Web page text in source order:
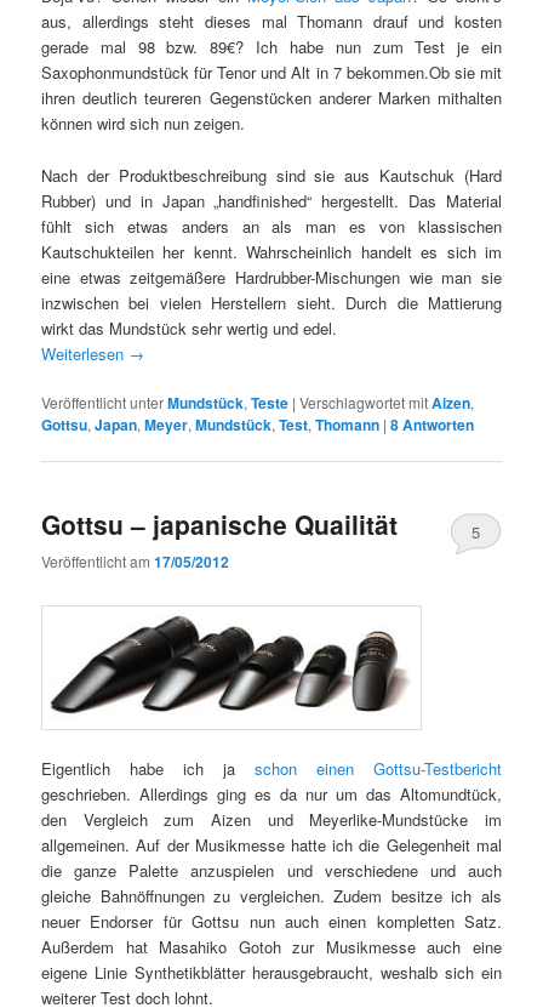
aus, allerdings steht dieses mal Thomann drauf und kosten
gerade mal 98 bzw. 89€? Ich habe nun zum Test je ein
Saxophonmundstück für Tenor und Alt in 7 bekommen.Ob sie mit
ihren deutlich teureren Gegenstücken anderer Marken mithalten
können wird sich nun zeigen.
Nach der Produktbeschreibung sind sie aus Kautschuk (Hard
Rubber) und in Japan „handfinished“ hergestellt. Das Material
fühlt sich etwas anders an als man es von klassischen
Kautschukteilen her kennt. Wahrscheinlich handelt es sich im
eine etwas zeitgemäßere Hardrubber-Mischungen wie man sie
inzwischen bei vielen Herstellern sieht. Durch die Mattierung
wirkt das Mundstück sehr wertig und edel.
Weiterlesen →
Veröffentlicht unterMundstück,Teste |Verschlagwortet mitAizen,
Gottsu,Japan,Meyer,Mundstück,Test,Thomann |8Antworten
Gottsu – japanische Quailität
Veröffentlicht am17/05/2012
5
Eigentlich habe ich ja schon einen Gottsu-Testbericht
geschrieben. Allerdings ging es da nur um das Altomundtück,
den Vergleich zum Aizen und Meyerlike-Mundstücke im
allgemeinen. Auf der Musikmesse hatte ich die Gelegenheit mal
die ganze Palette anzuspielen und verschiedene und auch
gleiche Bahnöffnungen zu vergleichen. Zudem besitze ich als
neuer Endorser für Gottsu nun auch einen kompletten Satz.
Außerdem hat Masahiko Gotoh zur Musikmesse auch eine
eigene Linie Synthetikblätter herausgebraucht, weshalb sich ein
weiterer Test doch lohnt.